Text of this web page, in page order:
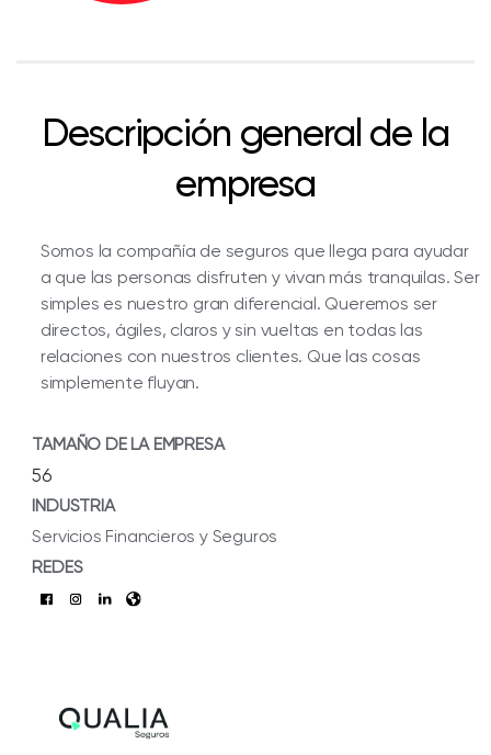
Descripción general de la
empresa
Somos la compañía de seguros que llega para ayudar
a que las personas disfruten y vivan más tranquilas. Ser
simples es nuestro gran diferencial. Queremos ser
directos, ágiles, claros y sin vueltas en todas las
relaciones con nuestros clientes. Que las cosas
simplemente fluyan.
TAMAÑO DE LA EMPRESA
56
INDUSTRIA
Servicios Financieros y Seguros
REDES